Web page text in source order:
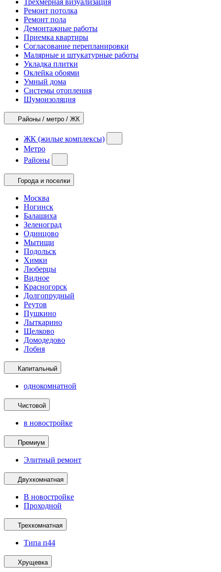
Трехмерная визуализация
Ремонт потолка
Ремонт пола
Демонтажные работы
Приемка квартиры
Согласование перепланировки
Малярные и штукатурные работы
Укладка плитки
Оклейка обоями
Умный дома
Системы отопления
Шумоизоляция
Районы / метро / ЖК
ЖК (жилые комплексы)
Метро
Районы
Города и поселки
Москва
Ногинск
Балашиха
Зеленоград
Одинцово
Мытищи
Подольск
Химки
Люберцы
Видное
Красногорск
Долгопрудный
Реутов
Пушкино
Лыткарино
Щелково
Домодедово
Лобня
Капитальный
однокомнатной
Чистовой
в новостройке
Премиум
Элитный ремонт
Двухкомнатная
В новостройке
Проходной
Трехкомнатная
Типа п44
Хрущевка